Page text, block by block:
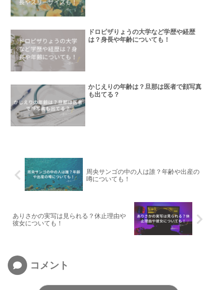
ドロピザりょうの大学など学歴や経歴
は？身長や年齢についても！
かじえりの年齢は？旦那は医者で顔写真
も出てる？
周央サンゴの中の人は誰？年齢や出産の
噂についても！
ありさかの実写は見られる？休止理由や
彼女についても！
コメント